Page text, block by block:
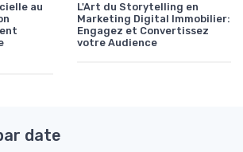
au
L'Art du Storytelling en
Marketing Digital Immobilier:
Engagez et Convertissez
votre Audience
date